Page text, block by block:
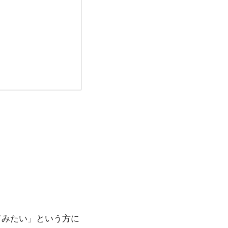
たい」という方に